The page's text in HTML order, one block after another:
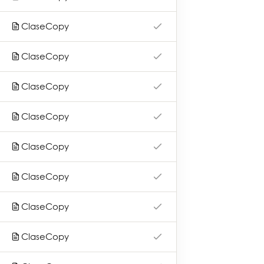
ClaseCopy
ClaseCopy
ClaseCopy
ClaseCopy
ClaseCopy
ClaseCopy
ClaseCopy
ClaseCopy
Nuestros aliados
Novedades
Contacto
Preguntas frecuentes
Términos y condiciones
Contacto
Dirección: Avenida Cramer 1765 (CP: 1426)
Ciudad Autónoma de Buenos Aires